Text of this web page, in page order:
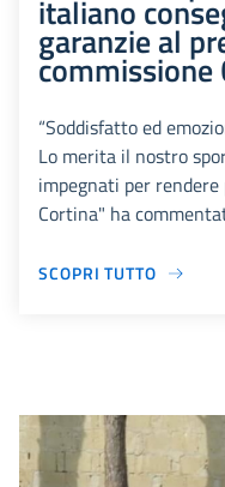
italiano
garanzie al
commissione
“Soddisfatto ed
Lo merita il nostro
impegnati per
Cortina" ha
SCOPRI TUTTO